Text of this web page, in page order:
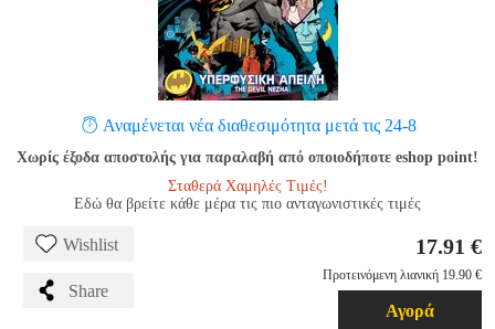
Αναμένεται νέα διαθεσιμότητα μετά τις 24-8
Χωρίς έξοδα αποστολής για παραλαβή από οποιοδήποτε eshop point!
Σταθερά Χαμηλές Τιμές!
Εδώ θα βρείτε κάθε μέρα τις πιο ανταγωνιστικές τιμές
Wishlist
Share
17.91 €
Προτεινόμενη λιανική 19.90 €
Αγορά